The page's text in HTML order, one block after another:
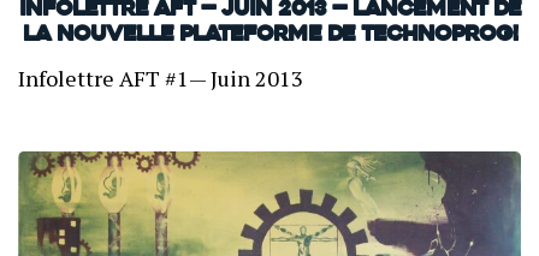
INFOLETTRE AFT — Juin 2013 — Lancement de
la nouvelle plateforme de Technoprog!
Infolettre AFT #1— Juin 2013